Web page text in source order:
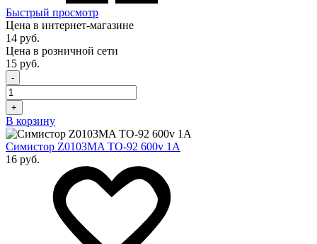
Быстрый просмотр
Цена в интернет-магазине
14 руб.
Цена в розничной сети
15 руб.
-
+
В корзину
Симистор Z0103MA TO-92 600v 1A
16 руб.